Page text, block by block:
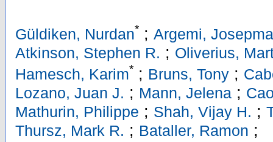
Güldiken, Nurdan* ; Argemi,
Atkinson, Stephen R. ; Oliverius,
Hamesch, Karim* ; Bruns, Tony ;
Lozano, Juan J. ; Mann, Jelena ;
Mathurin, Philippe ; Shah, Vijay H. ;
Thursz, Mark R. ; Bataller, Ramon ;